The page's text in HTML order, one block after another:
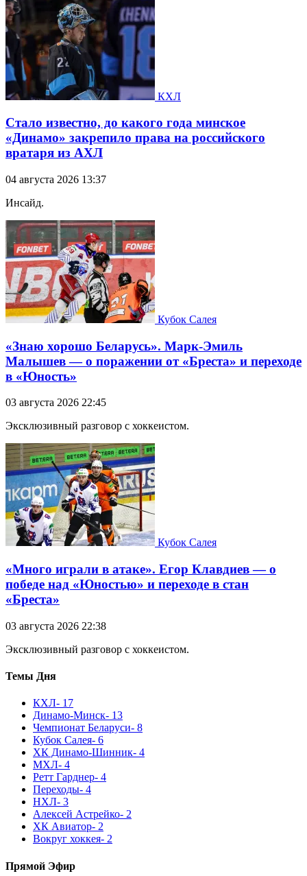
КХЛ
Стало известно, до какого года минское
«Динамо» закрепило права на российского
вратаря из АХЛ
04 августа 2026 13:37
Инсайд.
Кубок Салея
«Знаю хорошо Беларусь». Марк-Эмиль
Малышев — о поражении от «Бреста» и переходе
в «Юность»
03 августа 2026 22:45
Эксклюзивный разговор с хоккеистом.
Кубок Салея
«Много играли в атаке». Егор Клавдиев — о
победе над «Юностью» и переходе в стан
«Бреста»
03 августа 2026 22:38
Эксклюзивный разговор с хоккеистом.
Темы Дня
КХЛ- 17
Динамо-Минск- 13
Чемпионат Беларуси- 8
Кубок Салея- 6
ХК Динамо-Шинник- 4
МХЛ- 4
Ретт Гарднер- 4
Переходы- 4
НХЛ- 3
Алексей Астрейко- 2
ХК Авиатор- 2
Вокруг хоккея- 2
Прямой Эфир